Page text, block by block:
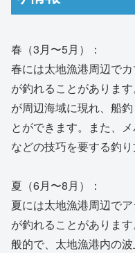
春（3月〜5月）：
春には太地漁港周辺で
が釣れることがありま
が周辺海域に現れ、船
とができます。また、
などの技巧を要する釣
夏（6月〜8月）：
夏には太地漁港周辺で
が釣れることがありま
般的で、太地漁港内の